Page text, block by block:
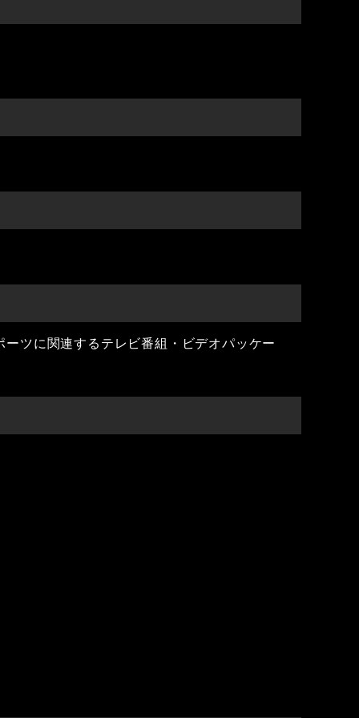
ツに関連するテレビ番組・ビデオパッケー